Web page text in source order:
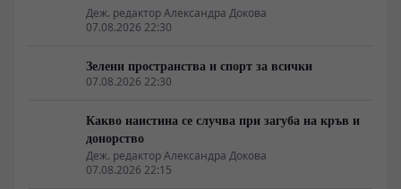
Деж. редактор Александра Докова
07.08.2026 22:30
Зелени пространства и спорт за всички
07.08.2026 22:30
Какво наистина се случва при загуба на кръв и
донорство
Деж. редактор Александра Докова
07.08.2026 22:15